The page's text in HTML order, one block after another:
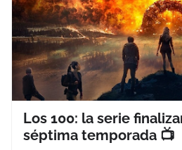
Los 100: la serie
séptima temporada 📺